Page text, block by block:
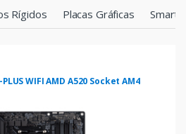
Rígidos Placas Gráficas
WIFI AMD A520 Socket AM4